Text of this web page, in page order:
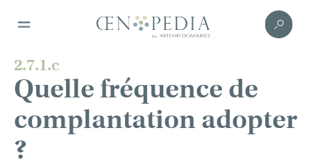
2.7.1.c
Quelle fréquence de
complantation adopter
?